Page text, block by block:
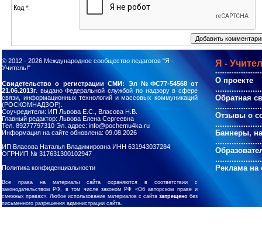
Код *:
© 2012 - 2026 Международное сообщество педагогов "Я -
Учитель!"
Я -
О проекте
Обратная
Отзывы о
Баннеры,
Реклама на
Свидетельство о регистрации СМИ: Эл №ФС77-54568 от
21.06.2013г. выдано Федеральной службой по надзору в сфере
связи, информационных технологий и массовых коммуникаций
(РОСКОМНАДЗОР).
Соучредители: ИП Львова Е.С., Власова Н.В.
Главный редактор: Львова Елена Сергеевна
Тел. 89277797310 Эл. адрес: info@pochemu4ka.ru
Информация на сайте обновлена: 09.08.2026
ИП Власова Наталья Владимировна ИНН 631943037284
ОГРНИП № 317631300102947
Политика конфиденциальности
Все права на материалы сайта охраняются в соответствии с
законодательством РФ, в том числе законом РФ «Об авторском праве и
смежных правах». Любое использование материалов с сайта запрещенобез
письменного разрешения администрации сайта.